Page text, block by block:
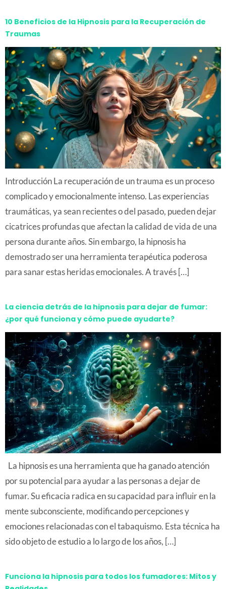
10 Beneficios de la Hipnosis para la Recuperación de
Traumas
Introducción La recuperación de un trauma es un proceso
complicado y emocionalmente intenso. Las experiencias
traumáticas, ya sean recientes o del pasado, pueden dejar
cicatrices profundas que afectan la calidad de vida de una
persona durante años. Sin embargo, la hipnosis ha
demostrado ser una herramienta terapéutica poderosa
para sanar estas heridas emocionales. A través […]
La ciencia detrás de la hipnosis para dejar de fumar:
¿por qué funciona y cómo puede ayudarte?
La hipnosis es una herramienta que ha ganado atención
por su potencial para ayudar a las personas a dejar de
fumar. Su eficacia radica en su capacidad para influir en la
mente subconsciente, modificando percepciones y
emociones relacionadas con el tabaquismo. Esta técnica ha
sido objeto de estudio a lo largo de los años, […]
Funciona la hipnosis para todos los fumadores: Mitos y